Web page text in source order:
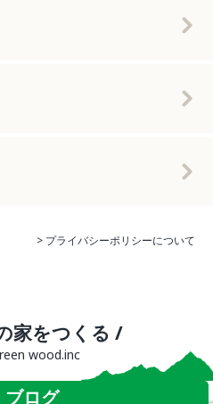
> プライバシーポリシーについて
家をつくる /
wood.inc
ブログ